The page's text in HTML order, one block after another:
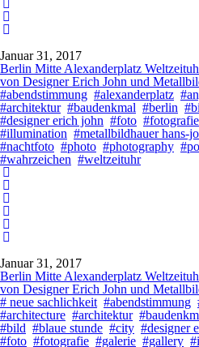
Januar 31, 2017
Berlin Mitte Alexanderplatz
von Designer Erich John und
#abendstimmung #alexanderplatz
#architektur #baudenkmal #berlin
#designer erich john #foto #fotografie
#illumination #metallbildhauer hans-
#nachtfoto #photo #photography
#wahrzeichen #weltzeituhr
Januar 31, 2017
Berlin Mitte Alexanderplatz
von Designer Erich John und
# neue sachlichkeit #abendstimmung
#architecture #architektur
#bild #blaue stunde #city #designer
#foto #fotografie #galerie #gallery